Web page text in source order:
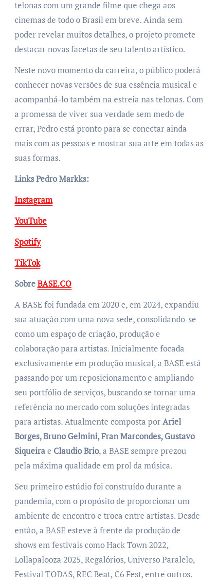
telonas com um grande filme que chega aos
cinemas de todo o Brasil em breve. Ainda sem
poder revelar muitos detalhes, o projeto promete
destacar novas facetas de seu talento artístico.
Neste novo momento da carreira, o público poderá
conhecer novas versões de sua essência musical e
acompanhá-lo também na estreia nas telonas. Com
a promessa de viver sua verdade sem medo de
errar, Pedro está pronto para se conectar ainda
mais com as pessoas e mostrar sua arte em todas as
suas formas.
Links Pedro Markks:
Instagram
YouTube
Spotify
TikTok
SobreBASE.CO
A BASE foi fundada em 2020 e, em 2024, expandiu
sua atuação com uma nova sede, consolidando-se
como um espaço de criação, produção e
colaboração para artistas. Inicialmente focada
exclusivamente em produção musical, a BASE está
passando por um reposicionamento e ampliando
seu portfólio de serviços, buscando se tornar uma
referência no mercado com soluções integradas
para artistas. Atualmente composta porAriel
Borges, Bruno Gelmini, Fran Marcondes, Gustavo
Siqueirae Claudio Brio, a BASE sempre prezou
pela máxima qualidade em prol da música.
Seu primeiro estúdio foi construído durante a
pandemia, com o propósito de proporcionar um
ambiente de encontro e troca entre artistas. Desde
então, a BASE esteve à frente da produção de
shows em festivais como Hack Town 2022,
Lollapalooza 2025, Regalórios, Universo Paralelo,
Festival TODAS, REC Beat, C6 Fest, entre outros.